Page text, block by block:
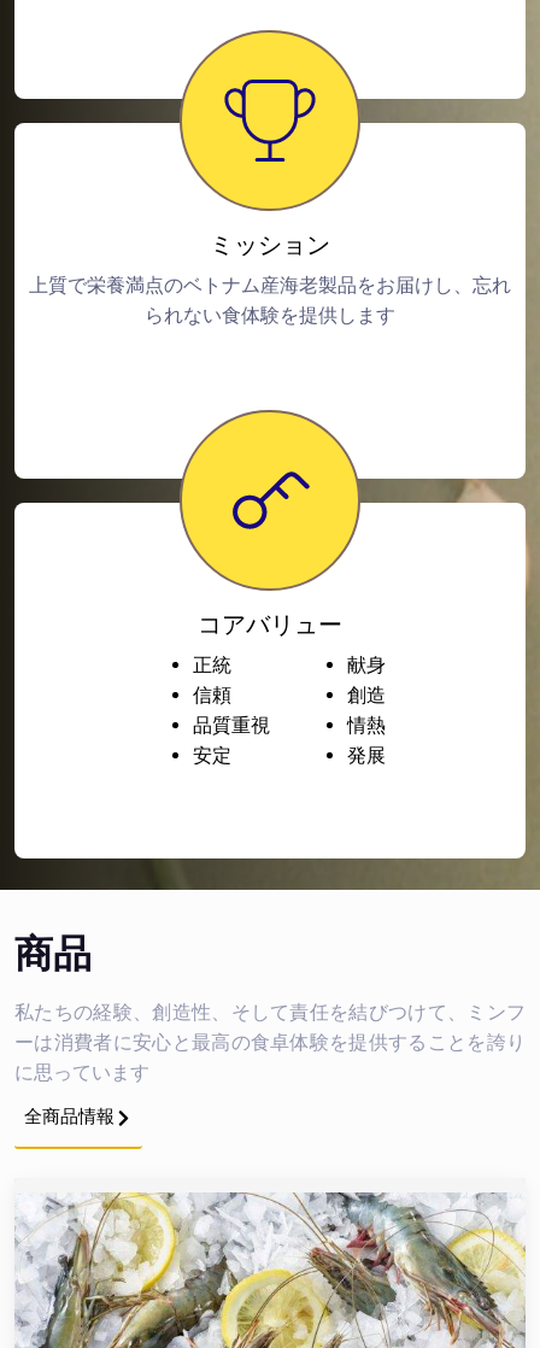
ミッション
上質で栄養満点のベトナム産海老製品をお届けし、忘れ
られない食体験を提供します
コアバリュー
正統
信頼
品質重視
安定
献身
創造
情熱
発展
商品
全商品情報
私たちの経験、創造性、そして責任を結びつけて、ミンフ
ーは消費者に安心と最高の食卓体験を提供することを誇り
に思っています